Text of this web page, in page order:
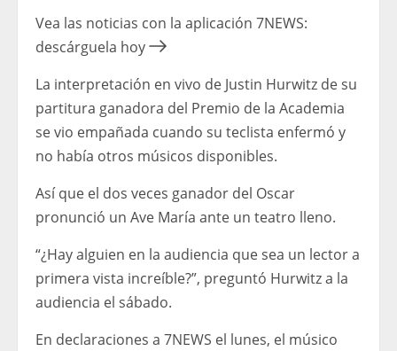
Vea las noticias con la aplicación 7NEWS:
descárguela hoy
La interpretación en vivo de Justin Hurwitz de su
partitura ganadora del Premio de la Academia
se vio empañada cuando su teclista enfermó y
no había otros músicos disponibles.
Así que el dos veces ganador del Oscar
pronunció un Ave María ante un teatro lleno.
“¿Hay alguien en la audiencia que sea un lector a
primera vista increíble?”, preguntó Hurwitz a la
audiencia el sábado.
En declaraciones a 7NEWS el lunes, el músico